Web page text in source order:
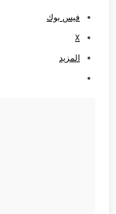
فيس بوك
X
المزيد